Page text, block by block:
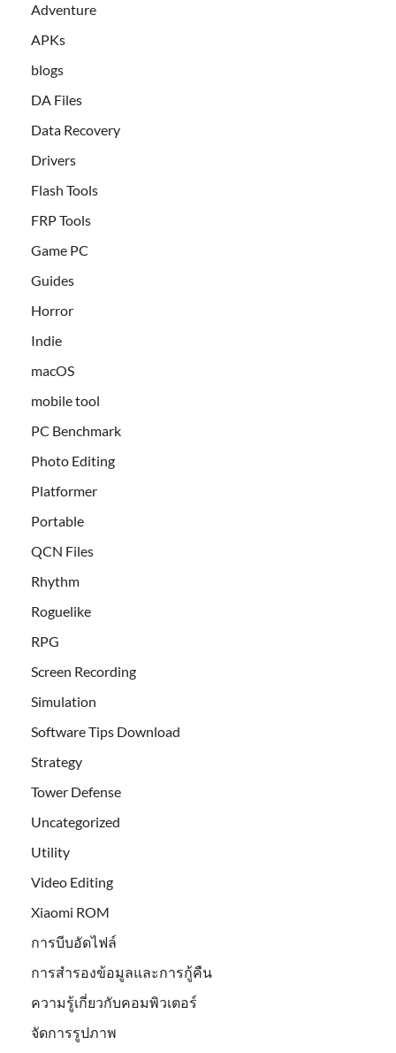
Adventure
APKs
blogs
DA Files
Data Recovery
Drivers
Flash Tools
FRP Tools
Game PC
Guides
Horror
Indie
macOS
mobile tool
PC Benchmark
Photo Editing
Platformer
Portable
QCN Files
Rhythm
Roguelike
RPG
Screen Recording
Simulation
Software Tips Download
Strategy
Tower Defense
Uncategorized
Utility
Video Editing
Xiaomi ROM
การบีบอัดไฟล์
การสำรองข้อมูลและการกู้คืน
ความรู้เกี่ยวกับคอมพิวเตอร์
จัดการรูปภาพ